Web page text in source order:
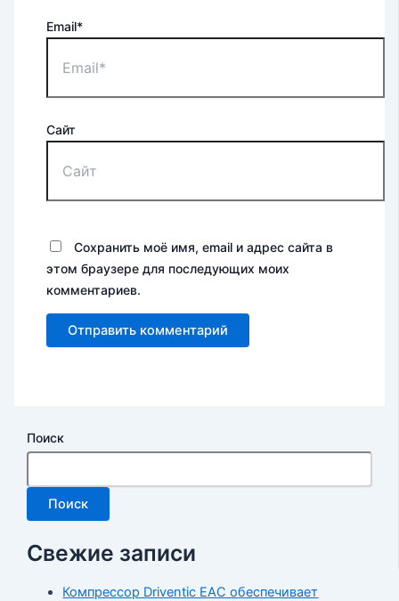
Email*
Сайт
Сохранить моё имя, email и адрес сайта в
этом браузере для последующих моих
комментариев.
Поиск
Поиск
Свежие записи
Компрессор Driventic EAC обеспечивает